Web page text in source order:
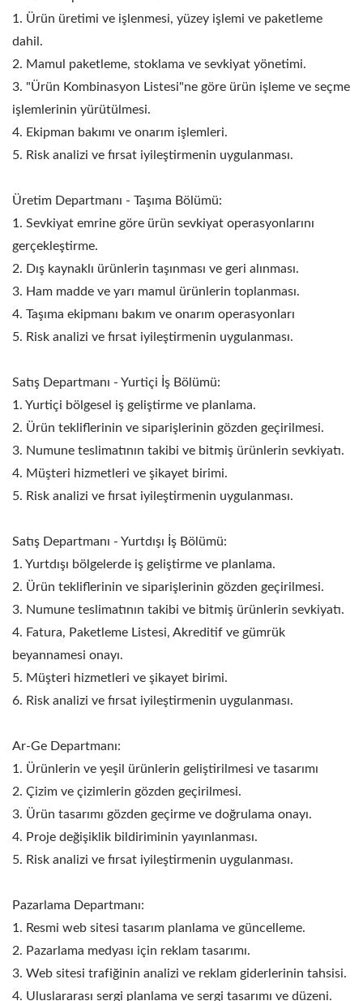
1. Ürün üretimi ve işlenmesi, yüzey işlemi ve paketleme
dahil.
2. Mamul paketleme, stoklama ve sevkiyat yönetimi.
3. "Ürün Kombinasyon Listesi"ne göre ürün işleme ve seçme
işlemlerinin yürütülmesi.
4. Ekipman bakımı ve onarım işlemleri.
5. Risk analizi ve fırsat iyileştirmenin uygulanması.
Üretim Departmanı - Taşıma Bölümü:
1. Sevkiyat emrine göre ürün sevkiyat operasyonlarını
gerçekleştirme.
2. Dış kaynaklı ürünlerin taşınması ve geri alınması.
3. Ham madde ve yarı mamul ürünlerin toplanması.
4. Taşıma ekipmanı bakım ve onarım operasyonları
5. Risk analizi ve fırsat iyileştirmenin uygulanması.
Satış Departmanı - Yurtiçi İş Bölümü:
1. Yurtiçi bölgesel iş geliştirme ve planlama.
2. Ürün tekliflerinin ve siparişlerinin gözden geçirilmesi.
3. Numune teslimatının takibi ve bitmiş ürünlerin sevkiyatı.
4. Müşteri hizmetleri ve şikayet birimi.
5. Risk analizi ve fırsat iyileştirmenin uygulanması.
Satış Departmanı - Yurtdışı İş Bölümü:
1. Yurtdışı bölgelerde iş geliştirme ve planlama.
2. Ürün tekliflerinin ve siparişlerinin gözden geçirilmesi.
3. Numune teslimatının takibi ve bitmiş ürünlerin sevkiyatı.
4. Fatura, Paketleme Listesi, Akreditif ve gümrük
beyannamesi onayı.
5. Müşteri hizmetleri ve şikayet birimi.
6. Risk analizi ve fırsat iyileştirmenin uygulanması.
Ar-Ge Departmanı:
1. Ürünlerin ve yeşil ürünlerin geliştirilmesi ve tasarımı
2. Çizim ve çizimlerin gözden geçirilmesi.
3. Ürün tasarımı gözden geçirme ve doğrulama onayı.
4. Proje değişiklik bildiriminin yayınlanması.
5. Risk analizi ve fırsat iyileştirmenin uygulanması.
Pazarlama Departmanı:
1. Resmi web sitesi tasarım planlama ve güncelleme.
2. Pazarlama medyası için reklam tasarımı.
3. Web sitesi trafiğinin analizi ve reklam giderlerinin tahsisi.
4. Uluslararası sergi planlama ve sergi tasarımı ve düzeni.